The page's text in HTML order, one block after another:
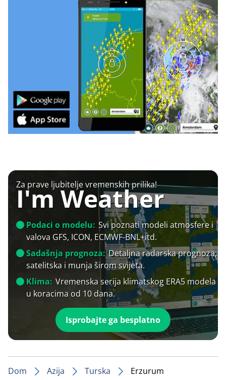
Za prave ljubitelje vremenskih prilika!
I'm Weather
Podaci o modelu: Svi poznati modeli atmosfere i
valova GFS, ICON, ECMWF-BNL+itd.
Sadašnja prognoza: Detaljna radarska prognoza,
satelitska i munja širom svijeta.
Klima: Vremenska serija klimatskog ERA5 modela
u koracima od 10 dana.
Isprobajte ga besplatno
Dom Azija Turska Erzurum